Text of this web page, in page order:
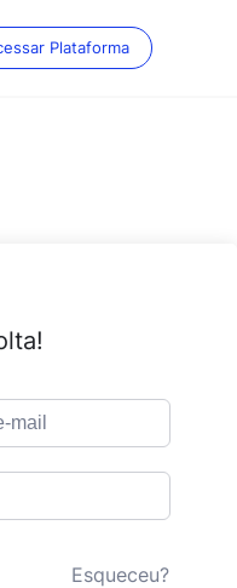
Plataforma
Esqueceu?